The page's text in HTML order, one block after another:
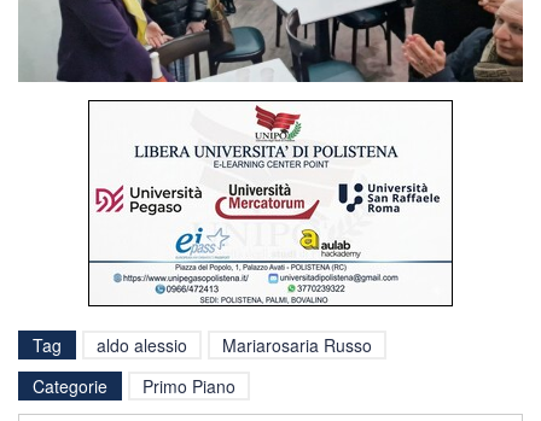
Tag aldo alessio
Mariarosaria Russo
Categorie
Primo Piano